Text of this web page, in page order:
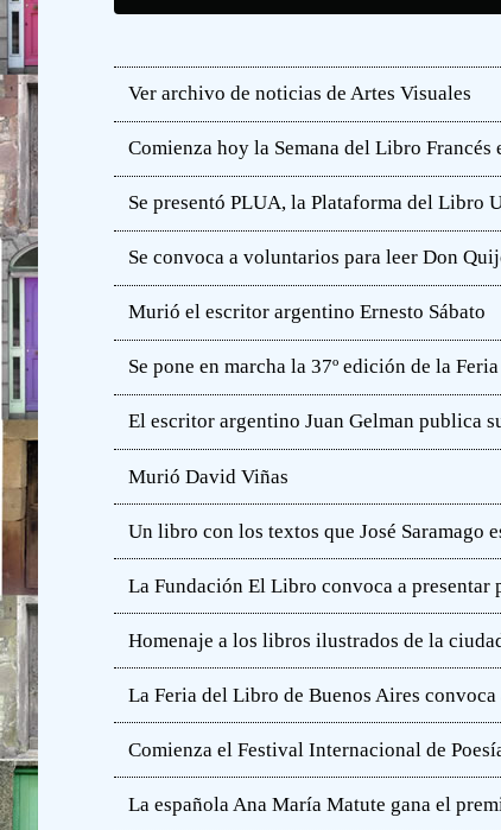
Ver archivo de noticias de Artes Visuales
Comienza hoy la Semana del Libro Francés
Se presentó PLUA, la Plataforma del Libro
Se convoca a voluntarios para leer Don
Murió el escritor argentino Ernesto Sábato
Se pone en marcha la 37º edición de la
El escritor argentino Juan Gelman publica
Murió David Viñas
Un libro con los textos que José Saramago
La Fundación El Libro convoca a presentar
Homenaje a los libros ilustrados de la
La Feria del Libro de Buenos Aires
Comienza el Festival Internacional de
La española Ana María Matute gana el